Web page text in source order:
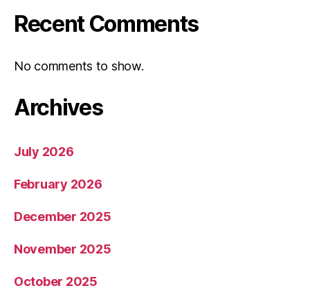
Recent Comments
No comments to show.
Archives
July 2026
February 2026
December 2025
November 2025
October 2025